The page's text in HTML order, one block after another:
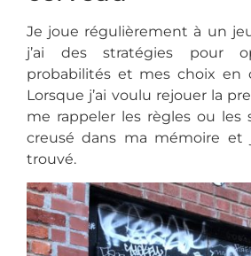
Je joue régulièrement à un
j’ai des stratégies pour
probabilités et mes choix en
Lorsque j’ai voulu rejouer la
me rappeler les règles ou les
creusé dans ma mémoire et
trouvé.